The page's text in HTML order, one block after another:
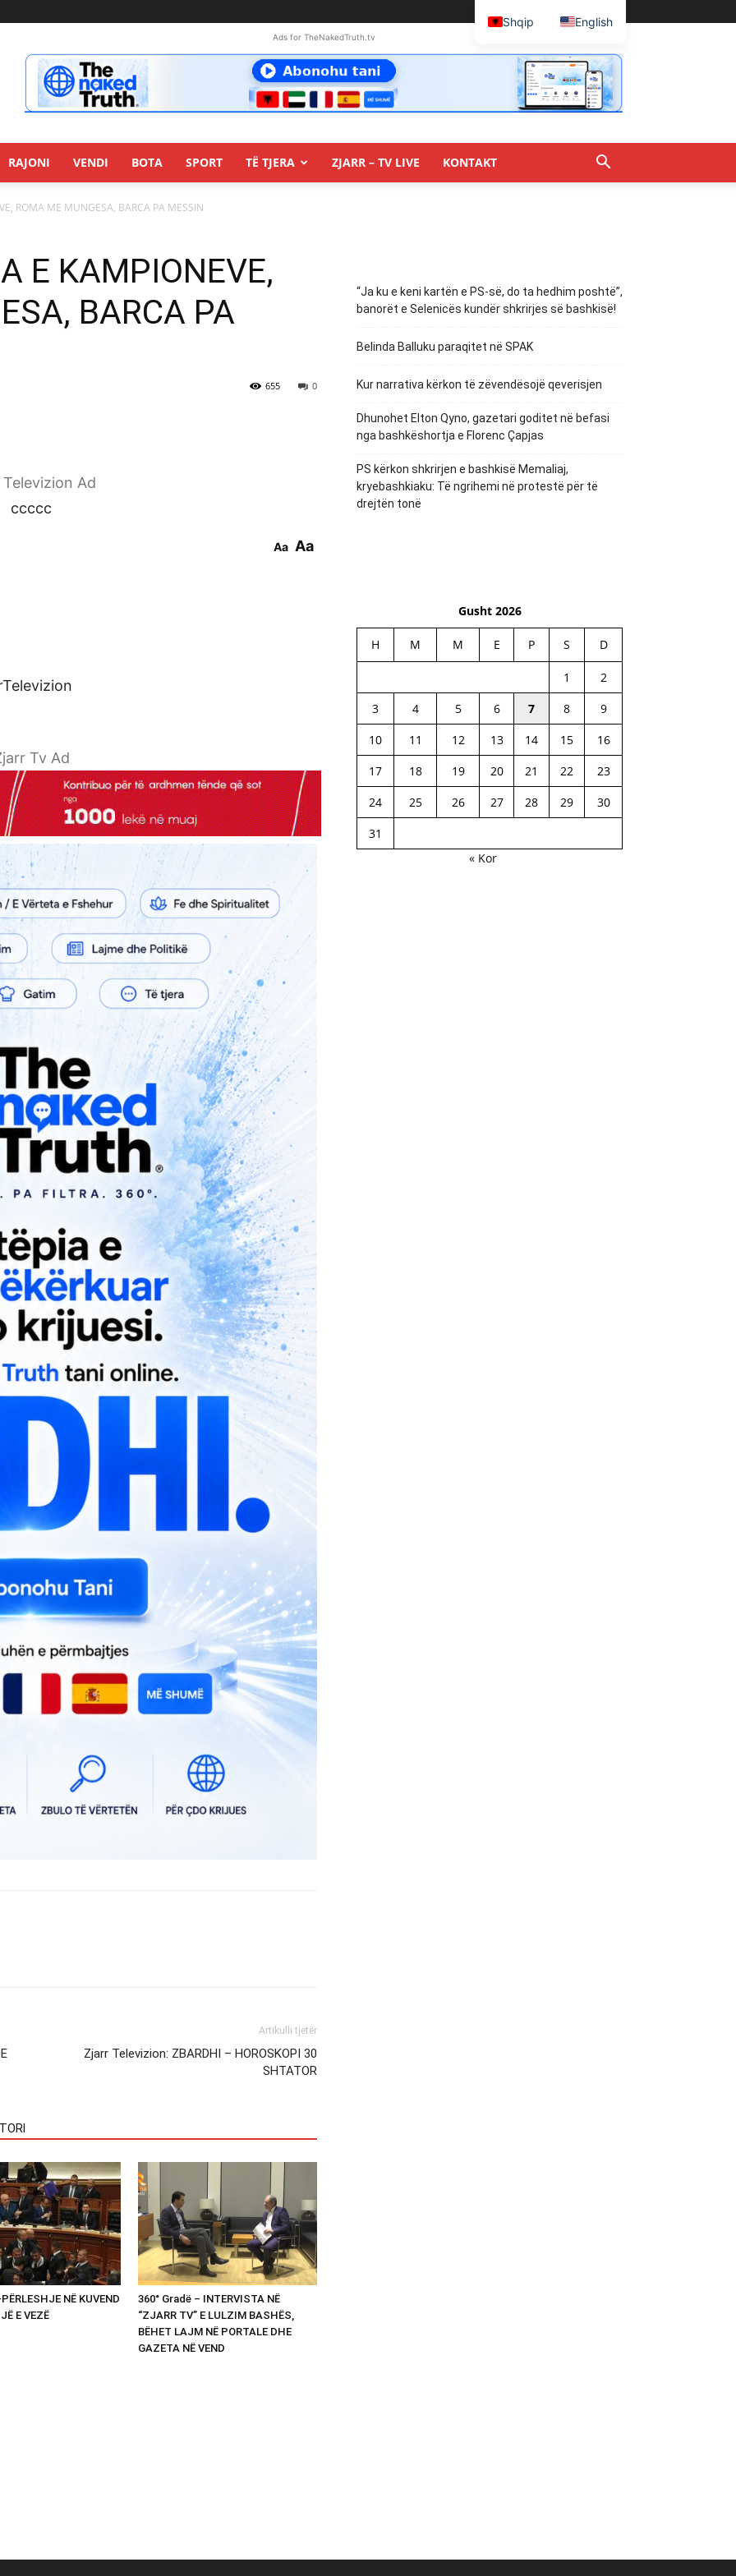
Ads for TheNakedTruth.tv
RAJONI VENDI BOTA SPORT TË TJERA ZJARR – TV LIVE KONTAKT
ROMA ME MUNGESA, BARCA PA MESSIN
E KAMPIONEVE,
BARCA PA
0
655
Ad
ccccc
Aa Aa
Tv Ad
Artikulli tjetër
Zjarr Televizion: ZBARDHI – HOROSKOPI 30
SHTATOR
NË KUVEND
E VEZË
360° Gradë – INTERVISTA NË
“ZJARR TV” E LULZIM BASHËS,
BËHET LAJM NË PORTALE DHE
GAZETA NË VEND
“Ja ku e keni kartën e PS-së, do ta hedhim poshtë”,
banorët e Selenicës kundër shkrirjes së bashkisë!
Belinda Balluku paraqitet në SPAK
Kur narrativa kërkon të zëvendësojë qeverisjen
Dhunohet Elton Qyno, gazetari goditet në befasi
nga bashkëshortja e Florenc Çapjas
PS kërkon shkrirjen e bashkisë Memaliaj,
kryebashkiaku: Të ngrihemi në protestë për të
drejtën tonë
Gusht 2026
H M M E P S D
1
2
3
4 5 6 7 8
9
10
11 12 13 14 15
16
17
18 19 20 21 22
23
24
25 26 27 28 29
30
31
« Kor
Shqip English